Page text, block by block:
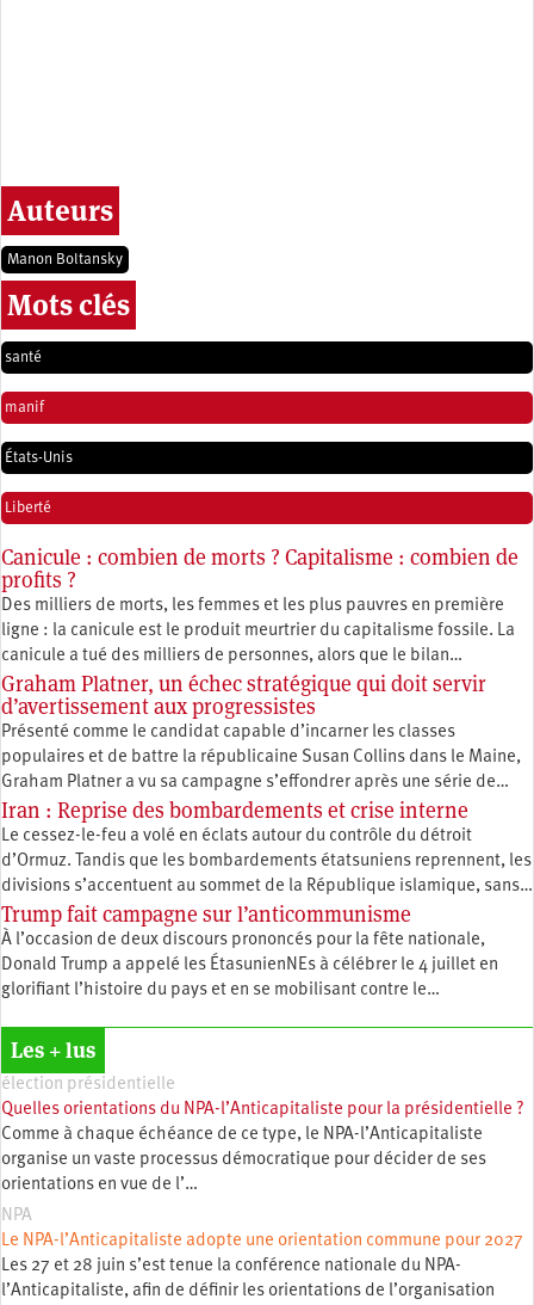
Auteurs
Manon Boltansky
Mots clés
santé
manif
États-Unis
Liberté
Canicule : combien de morts ? Capitalisme : combien de
profits ?
Des milliers de morts, les femmes et les plus pauvres en première
ligne : la canicule est le produit meurtrier du capitalisme fossile. La
canicule a tué des milliers de personnes, alors que le bilan…
Graham Platner, un échec stratégique qui doit servir
d’avertissement aux progressistes
Présenté comme le candidat capable d’incarner les classes
populaires et de battre la républicaine Susan Collins dans le Maine,
Graham Platner a vu sa campagne s’effondrer après une série de…
Iran : Reprise des bombardements et crise interne
Le cessez-le-feu a volé en éclats autour du contrôle du détroit
d’Ormuz. Tandis que les bombardements étatsuniens reprennent, les
divisions s’accentuent au sommet de la République islamique, sans…
Trump fait campagne sur l’anticommunisme
À l’occasion de deux discours prononcés pour la fête nationale,
Donald Trump a appelé les ÉtasunienNEs à célébrer le 4 juillet en
glorifiant l’histoire du pays et en se mobilisant contre le…
Les + lus
élection présidentielle
Quelles orientations du NPA-l’Anticapitaliste pour la présidentielle ?
Comme à chaque échéance de ce type, le NPA-l’Anticapitaliste
organise un vaste processus démocratique pour décider de ses
orientations en vue de l’…
NPA
Le NPA-l’Anticapitaliste adopte une orientation commune pour 2027
Les 27 et 28 juin s’est tenue la conférence nationale du NPA-
l’Anticapitaliste, afin de définir les orientations de l’organisation